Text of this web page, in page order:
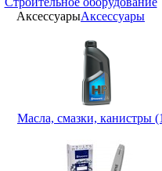
АксессуарыАксессуары
Масла, смазки, канистры